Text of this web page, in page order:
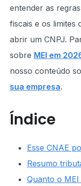
entender as
fiscais e os limites
abrir um CNPJ.
sobre MEI em
nosso conteúdo
sua empresa.
Índice
Esse CNAE
Resumo
Quanto o MEI